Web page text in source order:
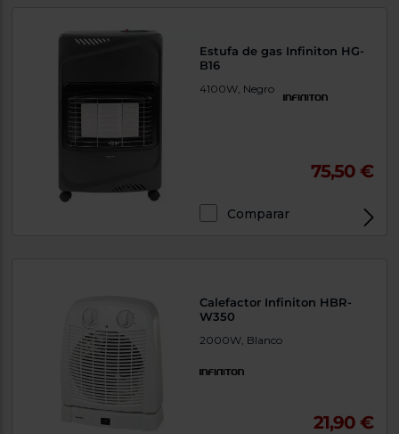
Estufa de gas Infiniton HG-
B16
4100W, Negro
75,50 €
Comparar
Calefactor Infiniton HBR-
W350
2000W, Blanco
21,90 €